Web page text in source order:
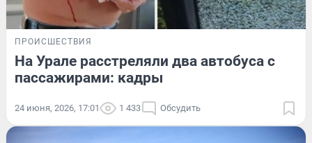
ПРОИСШЕСТВИЯ
На Урале расстреляли два автобуса с
пассажирами: кадры
24 июня, 2026, 17:01 1 433 Обсудить